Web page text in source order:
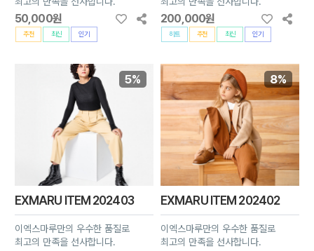
50,000원
추천 최신 인기
200,000원
히트 추천 최신 인기
5%
EXMARU ITEM 202403
이엑스마루만의 우수한 품질로
최고의 만족을 선사합니다.
8%
EXMARU ITEM 202402
이엑스마루만의 우수한 품질로
최고의 만족을 선사합니다.